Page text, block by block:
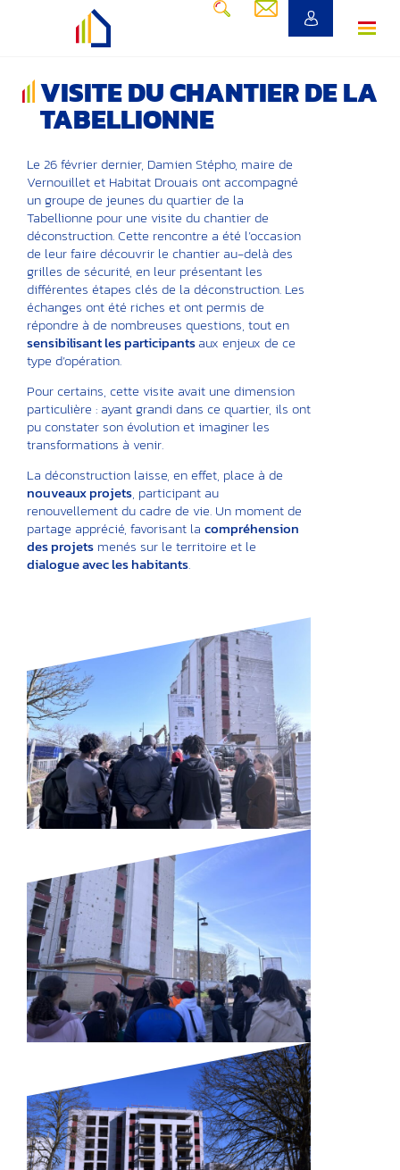
VISITE DU CHANTIER DE LA
TABELLIONNE
Le 26 février dernier, Damien Stépho, maire de
Vernouillet et Habitat Drouais ont accompagné
un groupe de jeunes du quartier de la
Tabellionne pour une visite du chantier de
déconstruction. Cette rencontre a été l’occasion
de leur faire découvrir le chantier au-delà des
grilles de sécurité, en leur présentant les
différentes étapes clés de la déconstruction. Les
échanges ont été riches et ont permis de
répondre à de nombreuses questions, tout en
sensibilisant les participantsaux enjeux de ce
type d’opération.
Pour certains, cette visite avait une dimension
particulière : ayant grandi dans ce quartier, ils ont
pu constater son évolution et imaginer les
transformations à venir.
La déconstruction laisse, en effet, place à de
nouveaux projets, participant au
renouvellement du cadre de vie. Un moment de
partage apprécié, favorisant la compréhension
des projets menés sur le territoire et le
dialogue avec les habitants.